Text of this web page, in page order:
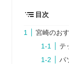
目次
宮崎のお
テ
パ